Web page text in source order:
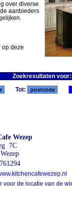
over diverse
aanbieders
op deze
Zoekresultaten
Tot:
Wezep
7C
voor de locatie van de